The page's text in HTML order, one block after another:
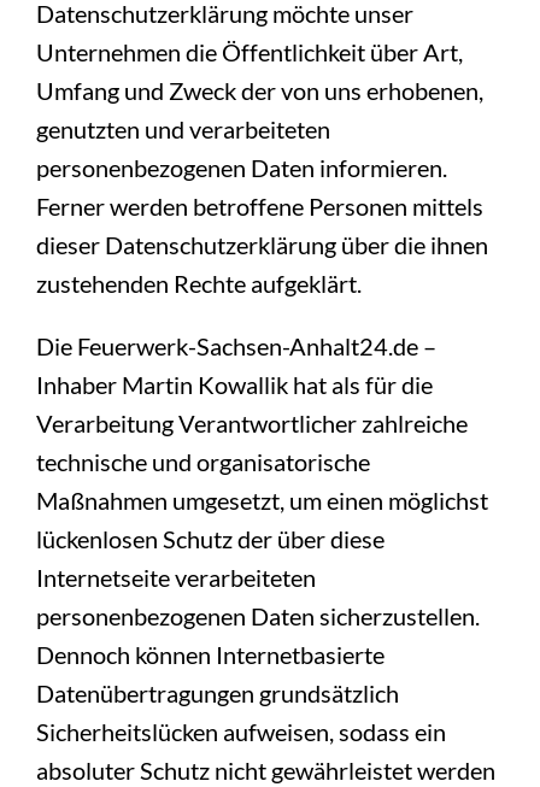
Datenschutzerklärung möchte unser
Unternehmen die Öffentlichkeit über Art,
Umfang und Zweck der von uns erhobenen,
genutzten und verarbeiteten
personenbezogenen Daten informieren.
Ferner werden betroffene Personen mittels
dieser Datenschutzerklärung über die ihnen
zustehenden Rechte aufgeklärt.
Die Feuerwerk-Sachsen-Anhalt24.de –
Inhaber Martin Kowallik hat als für die
Verarbeitung Verantwortlicher zahlreiche
technische und organisatorische
Maßnahmen umgesetzt, um einen möglichst
lückenlosen Schutz der über diese
Internetseite verarbeiteten
personenbezogenen Daten sicherzustellen.
Dennoch können Internetbasierte
Datenübertragungen grundsätzlich
Sicherheitslücken aufweisen, sodass ein
absoluter Schutz nicht gewährleistet werden